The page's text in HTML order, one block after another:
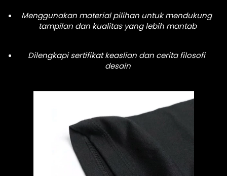
Menggunakan material pilihan untuk mendukung
tampilan dan kualitas yang lebih mantab
Dilengkapi sertifikat keaslian dan cerita filosofi
desain